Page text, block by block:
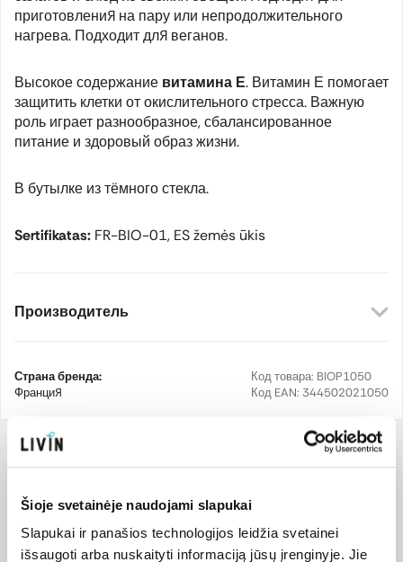
Šioje svetainėje naudojami slapukai
Slapukai ir panašios technologijos leidžia svetainei
išsaugoti arba nuskaityti informaciją jūsų įrenginyje. Jie
приготовления на пару или непродолжительного
нагрева. Подходит для веганов.
Высокое содержание витамина Е. Витамин Е помогает
защитить клетки от окислительного стресса. Важную
роль играет разнообразное, сбалансированное
питание и здоровый образ жизни.
В бутылке из тёмного стекла.
Sertifikatas: FR-BIO-01, ES žemės ūkis
Производитель
Страна бренда:
Франция
Код товара: BIOP1050
Код EAN: 344502021050
Состав
Состав: органическое подсолнечное масло.
Пищевая ценность